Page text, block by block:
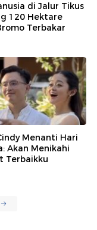
di Jalur Tikus
120 Hektare
Terbakar
Menanti Hari
Akan Menikahi
Terbaikku